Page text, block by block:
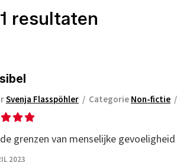
1 resultaten
Svenja Flasspöhler / CategorieNon-fictie /
grenzen van menselijke gevoeligheid
2023